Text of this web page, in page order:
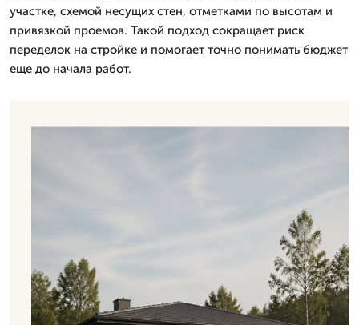
участке, схемой несущих стен, отметками по высотам и
привязкой проемов. Такой подход сокращает риск
переделок на стройке и помогает точно понимать бюджет
еще до начала работ.